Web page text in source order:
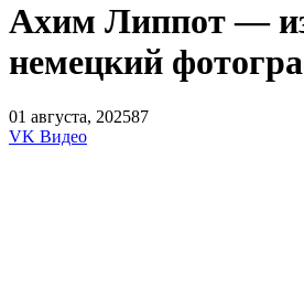
​Ахим Липпот —
немецкий
01 августа, 202587
VK Видео